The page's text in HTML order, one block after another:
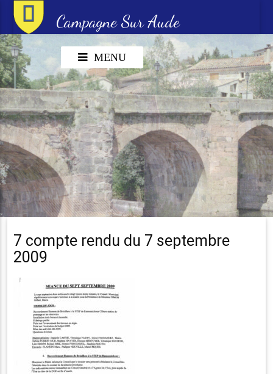
Campagne Sur Aude
MENU
7 compte rendu du 7 septembre
2009